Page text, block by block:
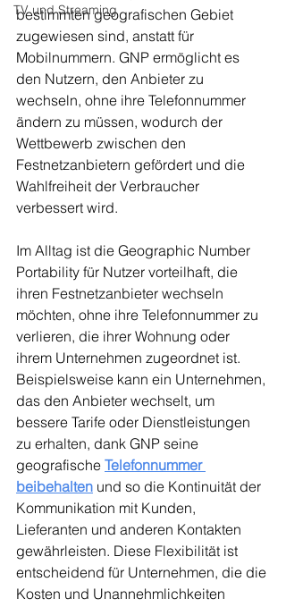
TV und Streaming
bestimmten geografischen Gebiet
zugewiesen sind, anstatt für
Mobilnummern. GNP ermöglicht es
den Nutzern, den Anbieter zu
wechseln, ohne ihre Telefonnummer
ändern zu müssen, wodurch der
Wettbewerb zwischen den
Festnetzanbietern gefördert und die
Wahlfreiheit der Verbraucher
verbessert wird.
Im Alltag ist die Geographic Number
Portability für Nutzer vorteilhaft, die
ihren Festnetzanbieter wechseln
möchten, ohne ihre Telefonnummer zu
verlieren, die ihrer Wohnung oder
ihrem Unternehmen zugeordnet ist.
Beispielsweise kann ein Unternehmen,
das den Anbieter wechselt, um
bessere Tarife oder Dienstleistungen
zu erhalten, dank GNP seine
geografische Telefonnummer
beibehalten und so die Kontinuität der
Kommunikation mit Kunden,
Lieferanten und anderen Kontakten
gewährleisten. Diese Flexibilität ist
entscheidend für Unternehmen, die die
Kosten und Unannehmlichkeiten